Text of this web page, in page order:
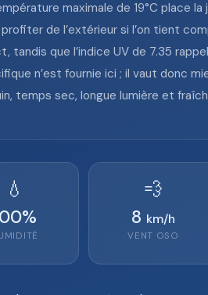
maximale de 19°C place
de l’extérieur si l’on tient
tandis que l’indice UV de 7.35
n’est fournie ici ; il vaut donc
temps sec, longue lumière et
💧
%
💨
8 km/h
VENT OSO